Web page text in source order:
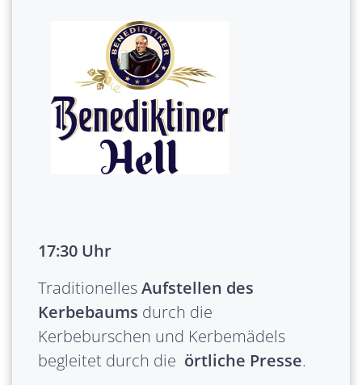
17:30 Uhr
TraditionellesAufstellen des
Kerbebaums durch die
Kerbeburschen und Kerbemädels
begleitet durch die örtliche Presse.